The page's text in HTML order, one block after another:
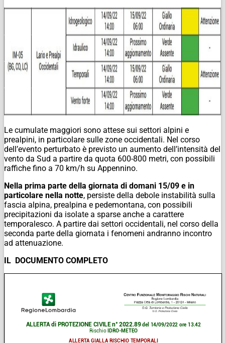
Le cumulate maggiori sono attese sui settori alpini e
prealpini, in particolare sulle zone occidentali. Nel corso
dell’evento perturbato è previsto un aumento dell’intensità del
vento da Sud a partire da quota 600-800 metri, con possibili
raffiche fino a 70 km/h su Appennino.
Nella prima parte della giornata di domani 15/09 e in
particolare nella notte, persiste della debole instabilità sulla
fascia alpina, prealpina e pedemontana, con possibili
precipitazioni da isolate a sparse anche a carattere
temporalesco. A partire dai settori occidentali, nel corso della
seconda parte della giornata i fenomeni andranno incontro
ad attenuazione.
IL DOCUMENTO COMPLETO